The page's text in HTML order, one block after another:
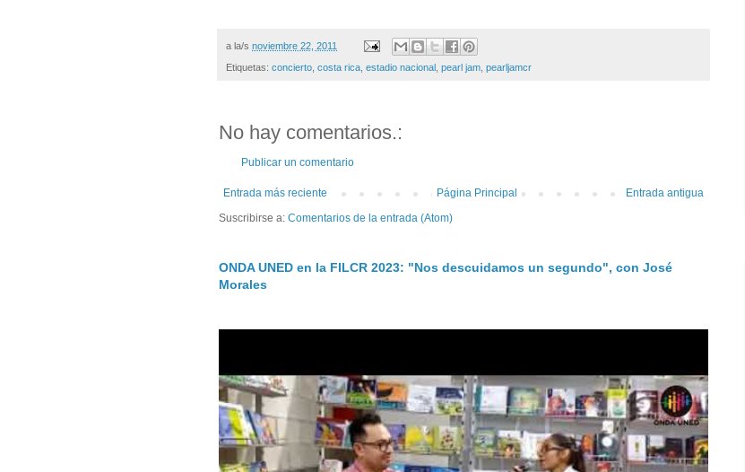
a la/s noviembre 22, 2011
Etiquetas: concierto costa rica estadio nacional pearl jam pearljamcr
No hay comentarios.:
Publicar un comentario
Entrada más reciente Entrada antigua
Página Principal
Suscribirse a: Comentarios de la entrada (Atom)
ONDA UNED en la FILCR 2023: "Nos descuidamos un segundo", con José
Morales